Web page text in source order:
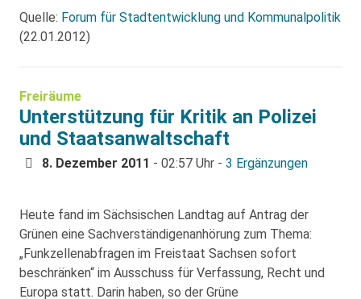
Quelle: Forum für Stadtentwicklung und Kommunalpolitik
(22.01.2012)
Freiräume
Unterstützung für Kritik an Polizei
und Staatsanwaltschaft
8. Dezember 2011 - 02:57 Uhr - 3 Ergänzungen
Heute fand im Sächsischen Landtag auf Antrag der
Grünen eine Sachverständigenanhörung zum Thema:
„Funkzellenabfragen im Freistaat Sachsen sofort
beschränken“ im Ausschuss für Verfassung, Recht und
Europa statt. Darin haben, so der Grüne